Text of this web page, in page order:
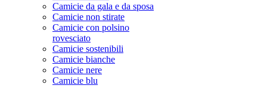
Camicie da gala e da sposa
Camicie non stirate
Camicie con polsino
rovesciato
Camicie sostenibili
Camicie bianche
Camicie nere
Camicie blu